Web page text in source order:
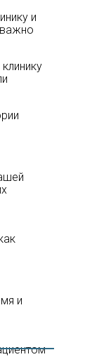
и
важно
и